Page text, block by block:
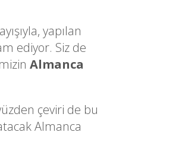
yapılan
ediyor. Siz de
Almanca
çeviri de bu
Almanca